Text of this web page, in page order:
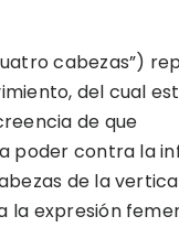
cabezas”)
del cual
de que
poder contra la
de la
la expresión